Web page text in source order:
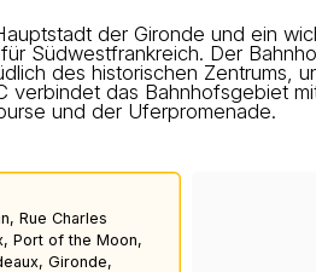
der Gironde und ein
Südwestfrankreich. Der
des historischen Zentrums,
verbindet das Bahnhofsgebiet
und der Uferpromenade.
Rue Charles
Port of the Moon,
Gironde,